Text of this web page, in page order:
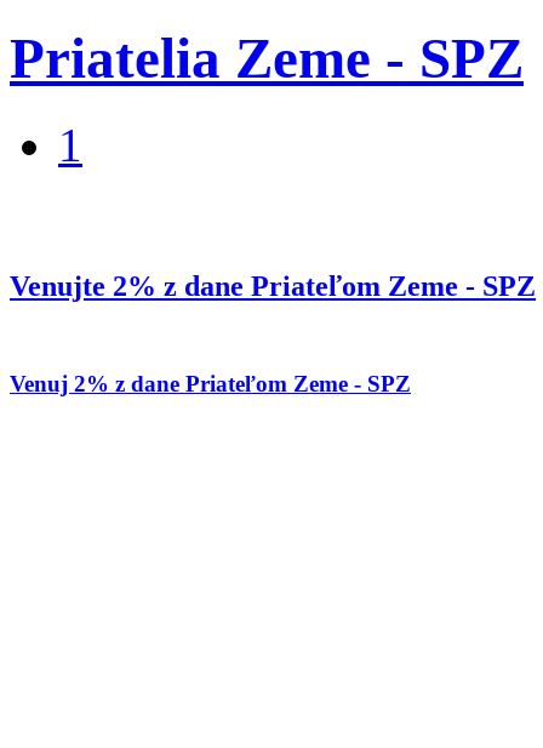
Priatelia Zeme - SPZ
1
Venujte 2% z dane Priateľom Zeme - SPZ
Venuj 2% z dane Priateľom Zeme - SPZ